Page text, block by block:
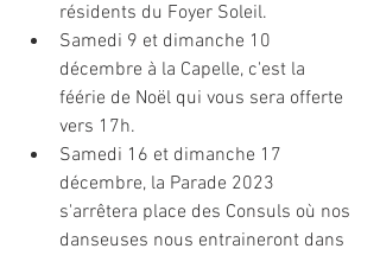
résidents du Foyer Soleil.
Samedi 9 et dimanche 10
décembre à la Capelle, c'est la
féérie de Noël qui vous sera offerte
vers 17h.
Samedi 16 et dimanche 17
décembre, la Parade 2023
s'arrêtera place des Consuls où nos
danseuses nous entraineront dans